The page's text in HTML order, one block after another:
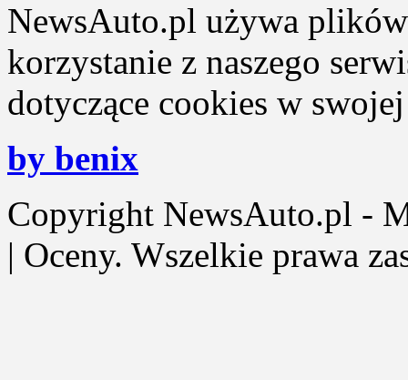
NewsAuto.pl używa
korzystanie z naszego
dotyczące cookies w
by benix
Copyright NewsAuto.pl -
| Oceny. Wszelkie prawa